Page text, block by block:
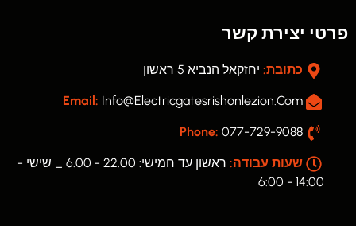
פרטי יצירת קשר
כתובת: יחזקאל הנביא 5 ראשון
Email: Info@electricgatesrishonlezion.com
Phone: 077-729-9088
שעות עבודה:
ראשון עד חמישי: 22.00 - 6.00 _ שישי -
14:00 - 6:00